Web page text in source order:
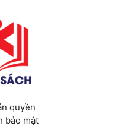
quyền
bảo mật